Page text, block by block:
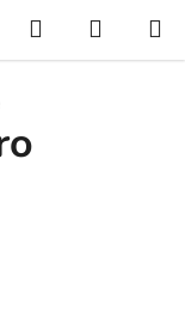
Hledat
KOŠÍK